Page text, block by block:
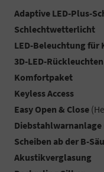
Adaptive LED-Plus-
Schlechtwetterlicht
LED-Beleuchtung
3D-LED-Rückleuchten
Komfortpaket
Keyless Access
Easy Open & Close
Scheiben ab der B-
Akustikverglasung